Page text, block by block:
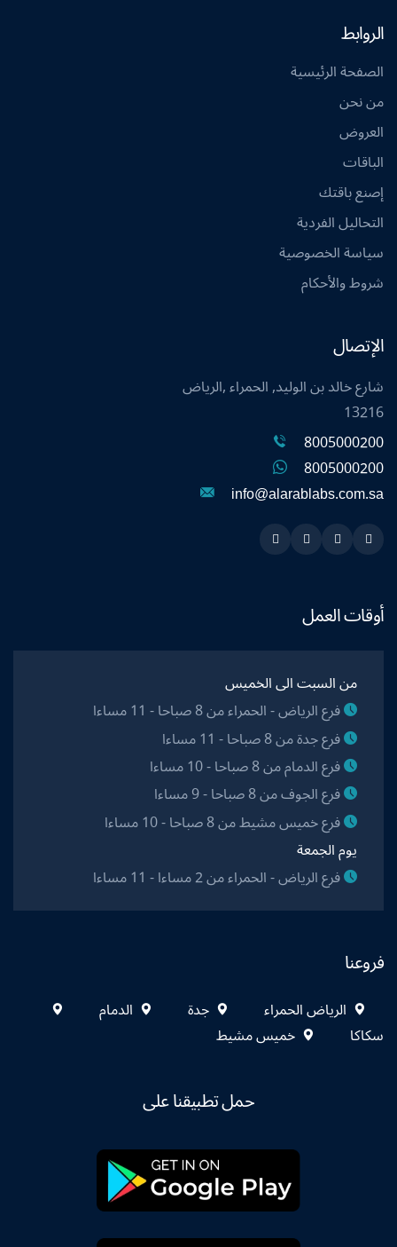
الروابط
الصفحة الرئيسية
من نحن
العروض
الباقات
إصنع باقتك
التحاليل الفردية
سياسة الخصوصية
شروط والأحكام
الإتصال
شارع خالد بن الوليد, الحمراء ,الرياض
13216
8005000200
8005000200
info@alarablabs.com.sa
Snapchat
Twitter
Linkedin
Instagram
أوقات العمل
من السبت الى الخميس
فرع الرياض - الحمراء من 8 صباحا - 11 مساءا
فرع جدة من 8 صباحا - 11 مساءا
فرع الدمام من 8 صباحا - 10 مساءا
فرع الجوف من 8 صباحا - 9 مساءا
فرع خميس مشيط من 8 صباحا - 10 مساءا
يوم الجمعة
فرع الرياض - الحمراء من 2 مساءا - 11 مساءا
فروعنا
الرياض الحمراء جدة
الدمام
سكاكا
خميس مشيط
حمل تطبيقنا على